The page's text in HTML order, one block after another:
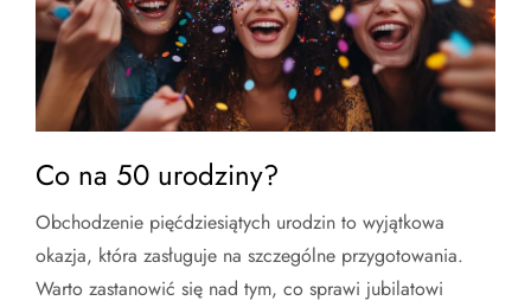
Co na 50 urodziny?
Obchodzenie pięćdziesiątych urodzin to wyjątkowa
okazja, która zasługuje na szczególne przygotowania.
Warto zastanowić się nad tym, co sprawi jubilatowi